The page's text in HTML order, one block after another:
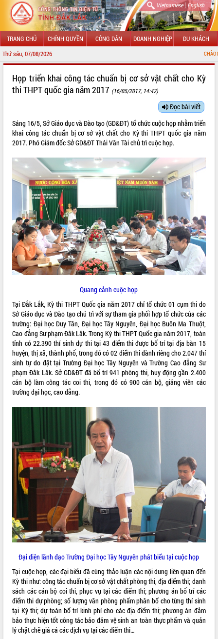
Vietnamese| English
TRANG CHỦ CHÍNH QUYỀN CÔNG DÂN DOANH NGHIỆP DU KHÁCH
Thứ sáu, 07/08/2026 CHÀO MỪNG ĐẾN VỚI
LÃNH ĐẠO UBND TỈNH
SỞ, BAN, NGÀNH
THÔNG TIN CHỈ ĐẠO ĐIỀU HÀNH
HỆ THỐNG VĂN BẢN
VĂN BẢN HĐND TỈNH
ĐIỂM TIN VĂN BẢN
QUY HOẠCH - KẾ HOẠCH
VIDEO
Không có file video nào để phát.
ALBUM ẢNH
LIÊN KẾT WEB
THỐNG KÊ TRUY CẬP
Họp triển khai công tác chuẩn bị cơ sở vật chất cho Kỳ
thi THPT quốc gia năm 2017 (16/05/2017, 14:42)
Đọc bài viết
Sáng 16/5, Sở Giáo dục và Đào tạo (GD&ĐT) tổ chức cuộc họp nhằm triển
khai công tác chuẩn bị cơ sở vật chất cho Kỳ thi THPT quốc gia năm
2017. Phó Giám đốc Sở GD&ĐT Thái Văn Tài chủ trì cuộc họp.
Quang cảnh cuộc họp
Tại Đắk Lắk, Kỳ thi THPT Quốc gia năm 2017 chỉ tổ chức 01 cụm thi do
Sở Giáo dục và Đào tạo chủ trì với sự tham gia phối hợp tổ chức của các
trường: Đại học Duy Tân, Đại học Tây Nguyên, Đại học Buôn Ma Thuột,
Cao đẳng Sư phạm Đắk Lắk. Trong Kỳ thi THPT Quốc gia năm 2017, toàn
tỉnh có 22.390 thí sinh dự thi tại 43 điểm thi được bố trí tại địa bàn 15
huyện, thị xã, thành phố, trong đó có 02 điểm thi dành riêng cho 2.047 thí
sinh tự do đặt tại Trường Đại học Tây Nguyên và Trường Cao đẳng Sư
phạm Đắk Lắk. Sở GD&ĐT đã bố trí 941 phòng thi, huy động gần 2.400
cán bộ làm công tác coi thi, trong đó có 900 cán bộ, giảng viên các
trường đại học, cao đẳng.
Đại diện lãnh đạo Trường Đại học Tây Nguyên phát biểu tại cuộc họp
Tại cuộc họp, các đại biểu đã cùng thảo luận các nội dung liên quan đến
Kỳ thi như: công tác chuẩn bị cơ sở vật chất phòng thi, địa điểm thi; danh
sách các cán bộ coi thi, phục vụ tại các điểm thi; phương án bố trí các
điểm thi dự phòng; số lượng văn phòng phẩm phân bổ cho từng thí sinh
tại Kỳ thi; dự toán bố trí kinh phí cho các địa điểm thi; phương án đảm
bảo thực hiện tốt công tác bảo đảm vệ sinh an toàn thực phẩm và quản
lý chặt chẽ giá cả các dịch vụ tại các điểm thi…